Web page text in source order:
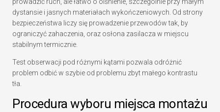
prowadzić ruch, ale łatwo o olśnienie, szczególnie przy małym
dystansie i jasnych materiałach wykończeniowych. Od strony
bezpieczeństwa liczy się prowadzenie przewodów tak, by
ograniczyć zahaczenia, oraz osłona zasilacza w miejscu
stabilnym termicznie.
Test obserwacji pod różnymi kątami pozwala odróżnić
problem odbić w szybie od problemu zbyt małego kontrastu
tła.
Procedura wyboru miejsca montażu